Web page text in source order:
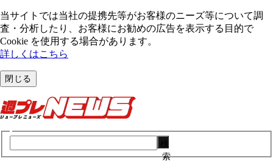
当サイトでは当社の提携先等がお客様のニーズ等について調
査・分析したり、お客様にお勧めの広告を表⽰する⽬的で
Cookie を使⽤する場合があります。
詳しくはこちら
閉じる
索